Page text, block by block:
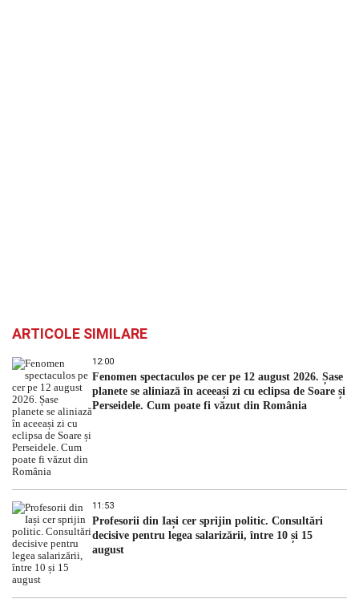
ARTICOLE SIMILARE
12:00
Fenomen spectaculos pe cer pe 12 august 2026. Șase
planete se aliniază în aceeași zi cu eclipsa de Soare și
Perseidele. Cum poate fi văzut din România
11:53
Profesorii din Iași cer sprijin politic. Consultări
decisive pentru legea salarizării, între 10 și 15
august